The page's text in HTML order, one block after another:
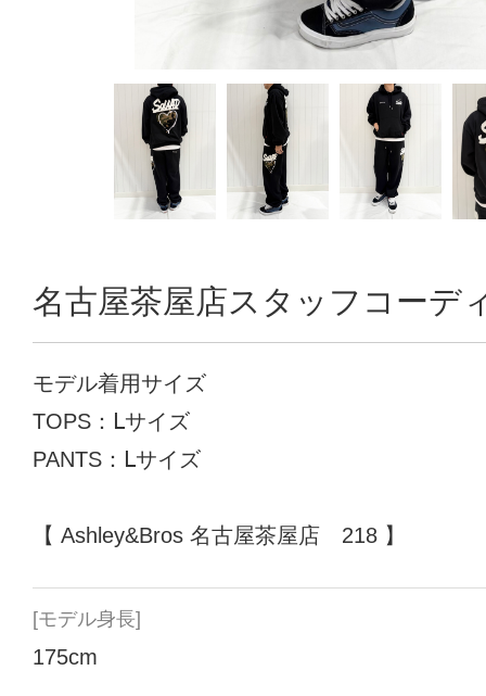
名古屋茶屋店スタッフコーデ
モデル着用サイズ
TOPS：Ⅼサイズ
PANTS：Ⅼサイズ
【 Ashley&Bros 名古屋茶屋店 218 】
[モデル身長]
175cm